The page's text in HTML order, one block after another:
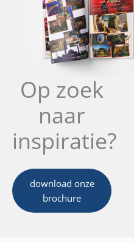
Op zoek
naar
inspiratie?
download onze
brochure